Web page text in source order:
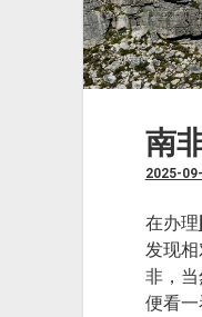
南
2025-
在办理
发现
非，
便看一